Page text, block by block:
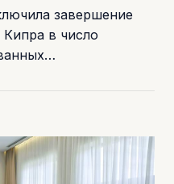
завершение
в число